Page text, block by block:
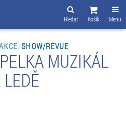
Menu
Košík
Hledat
/SHOW/REVUE
MUZIKÁL